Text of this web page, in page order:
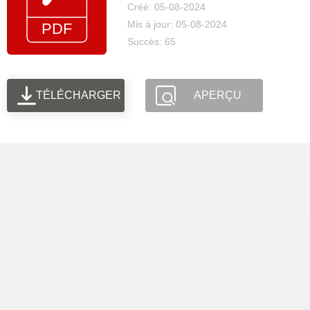
Créé: 05-08-2024
Mis à jour: 05-08-2024
Succès: 65
TÉLÉCHARGER APERÇU